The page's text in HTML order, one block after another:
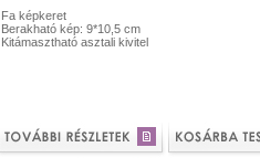
Fa képkeret
Berakható kép: 9*10,5 cm
Kitámasztható asztali kivitel